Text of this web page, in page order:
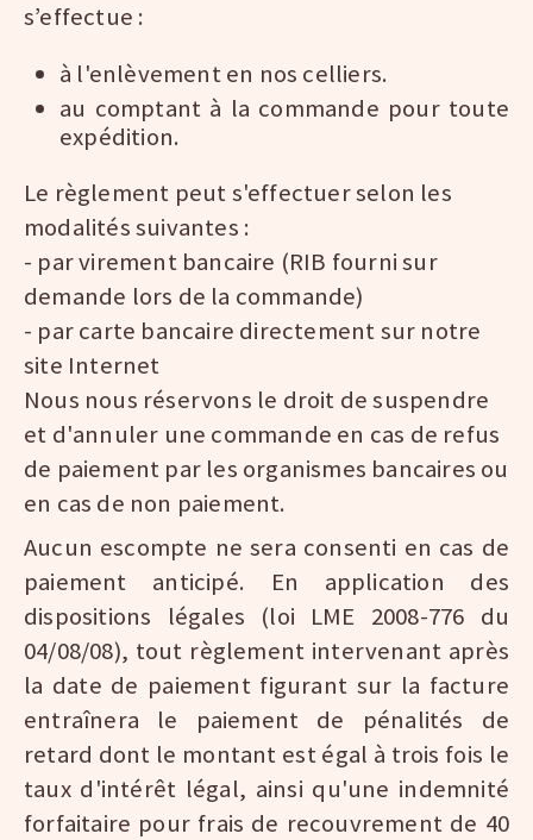
s’effectue :
à l'enlèvement en nos celliers.
au comptant à la commande pour toute
expédition.
Le règlement peut s'effectuer selon les
modalités suivantes :
- par virement bancaire (RIB fourni sur
demande lors de la commande)
- par carte bancaire directement sur notre
site Internet
Nous nous réservons le droit de suspendre
et d'annuler une commande en cas de refus
de paiement par les organismes bancaires ou
en cas de non paiement.
Aucun escompte ne sera consenti en cas de
paiement anticipé. En application des
dispositions légales (loi LME 2008-776 du
04/08/08), tout règlement intervenant après
la date de paiement figurant sur la facture
entraînera le paiement de pénalités de
retard dont le montant est égal à trois fois le
taux d'intérêt légal, ainsi qu'une indemnité
forfaitaire pour frais de recouvrement de 40